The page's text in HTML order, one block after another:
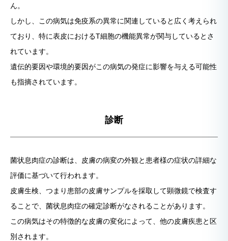
ん。
しかし、この病気は免疫系の異常に関連していると広く考えられ
ており、特に表皮におけるT細胞の機能異常が関与しているとさ
れています。
遺伝的要因や環境的要因がこの病気の発症に影響を与える可能性
も指摘されています。
診断
菌状息肉症の診断は、皮膚の病変の外観と患者様の症状の詳細な
評価に基づいて行われます。
皮膚生検、つまり患部の皮膚サンプルを採取して顕微鏡で検査す
ることで、菌状息肉症の確定診断がなされることがあります。
この病気はその特徴的な皮膚の変化によって、他の皮膚疾患と区
別されます。